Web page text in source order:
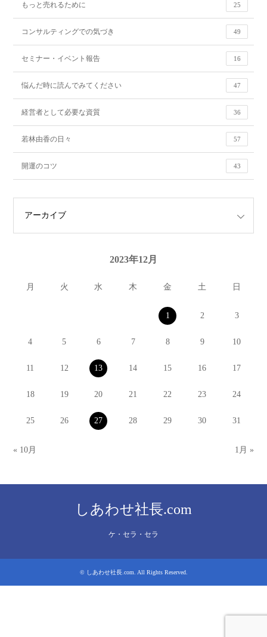
もっと売れるために 25
コンサルティングでの気づき 49
セミナー・イベント報告 16
悩んだ時に読んでみてください 47
経営者として必要な資質 36
若林由香の日々 57
開運のコツ 43
2023年12月
月 火 水 木 金 土 日
1 2 3
4 5 6 7 8 9 10
11 12 13 14 15 16 17
18 19 20 21 22 23 24
25 26 27 28 29 30 31
« 10月 1月 »
しあわせ社長.com
ケ・セラ・セラ
© しあわせ社長.com. All Rights Reserved.